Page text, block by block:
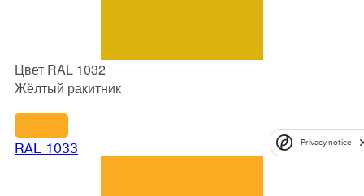
Цвет RAL 1032
Жёлтый ракитник
RAL 1033 Privacy notice